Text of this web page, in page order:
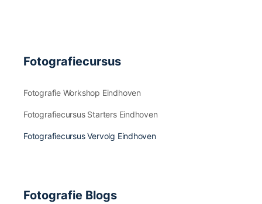
Fotografiecursus
Fotografie Workshop Eindhoven
Fotografiecursus Starters Eindhoven
Fotografiecursus Vervolg Eindhoven
Fotografie Blogs